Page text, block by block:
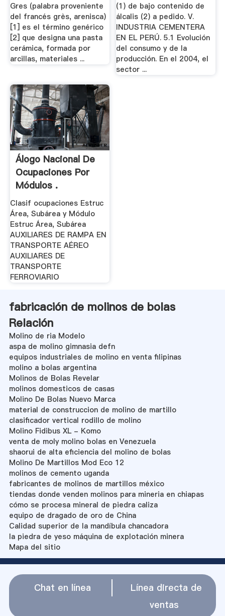
Gres (palabra proveniente
del francés grès, arenisca)
[1] es el término genérico
[2] que designa una pasta
cerámica, formada por
arcillas, materiales ...
(1) de bajo contenido de
álcalis (2) a pedido. V.
INDUSTRIA CEMENTERA
EN EL PERÚ. 5.1 Evolución
del consumo y de la
producción. En el 2004, el
sector ...
Álogo Nacional De
Ocupaciones Por
Módulos .
Clasif ocupaciones Estruc
Área, Subárea y Módulo
Estruc Área, Subárea
AUXILIARES DE RAMPA EN
TRANSPORTE AÉREO
AUXILIARES DE
TRANSPORTE
FERROVIARIO
fabricación de molinos de bolas
Relación
Molino de ria Modelo
aspa de molino gimnasia defn
equipos industriales de molino en venta filipinas
molino a bolas argentina
Molinos de Bolas Revelar
molinos domesticos de casas
Molino De Bolas Nuevo Marca
material de construccion de molino de martillo
clasificador vertical rodillo de molino
Molino Fidibus XL - Komo
venta de moly molino bolas en Venezuela
shaorui de alta eficiencia del molino de bolas
Molino De Martillos Mod Eco 12
molinos de cemento uganda
fabricantes de molinos de martillos méxico
tiendas donde venden molinos para mineria en chiapas
cómo se procesa mineral de piedra caliza
equipo de dragado de oro de China
Calidad superior de la mandíbula chancadora
la piedra de yeso máquina de explotación minera
Mapa del sitio
Chat en línea
Línea directa de
ventas